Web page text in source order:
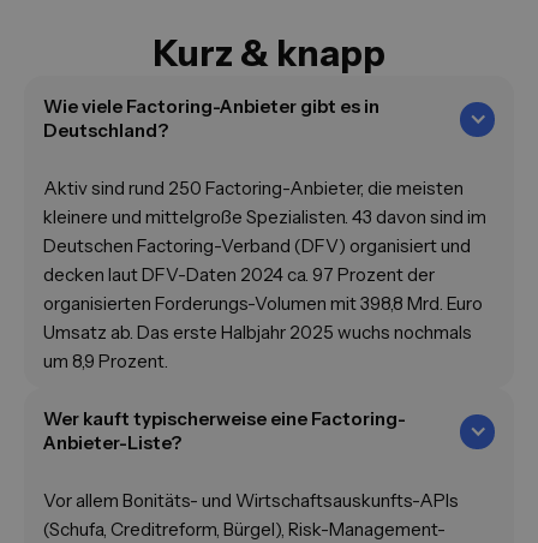
Kurz & knapp
Wie viele Factoring-Anbieter gibt es in
Deutschland?
Aktiv sind rund 250 Factoring-Anbieter, die meisten
kleinere und mittelgroße Spezialisten. 43 davon sind im
Deutschen Factoring-Verband (DFV) organisiert und
decken laut DFV-Daten 2024 ca. 97 Prozent der
organisierten Forderungs-Volumen mit 398,8 Mrd. Euro
Umsatz ab. Das erste Halbjahr 2025 wuchs nochmals
um 8,9 Prozent.
Wer kauft typischerweise eine Factoring-
Anbieter-Liste?
Vor allem Bonitäts- und Wirtschaftsauskunfts-APIs
(Schufa, Creditreform, Bürgel), Risk-Management-